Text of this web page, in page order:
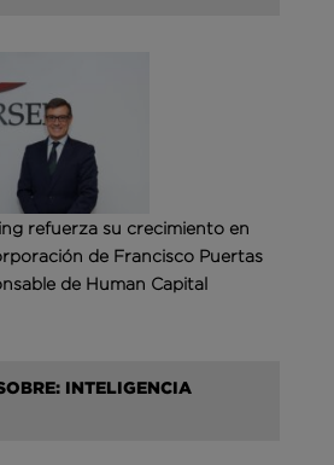
refuerza su crecimiento en
de Francisco Puertas
de Human Capital
INTELIGENCIA